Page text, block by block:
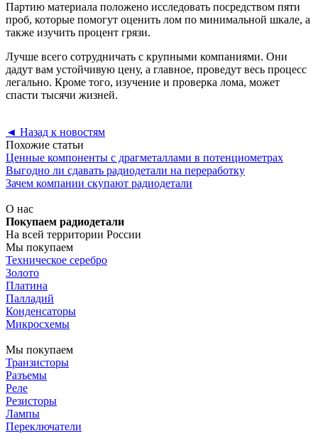
Партию материала положено исследовать посредством пяти
проб, которые помогут оценить лом по минимальной шкале, а
также изучить процент грязи.
Лучше всего сотрудничать с крупными компаниями. Они
дадут вам устойчивую цену, а главное, проведут весь процесс
легально. Кроме того, изучение и проверка лома, может
спасти тысячи жизней.
◄ Назад к новостям
Похожие статьи
Ценные компоненты с драгметаллами в потенциометрах
Выгодно ли сдавать радиодетали на переработку
Зачем компании скупают радиодетали
О нас
Покупаем радиодетали
На всей территории России
Мы покупаем
Техническое серебро
Золото
Платина
Палладий
Конденсаторы
Микросхемы
Мы покупаем
Транзисторы
Разъемы
Реле
Резисторы
Лампы
Переключатели